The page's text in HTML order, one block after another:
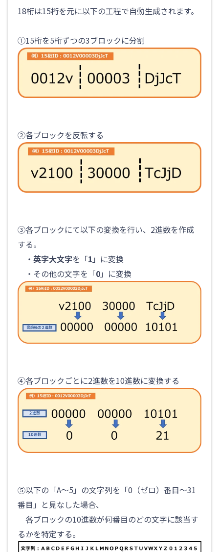
18桁は15桁を元に以下の工程で自動生成されます。
①15桁を5桁ずつの3ブロックに分割
②各ブロックを反転する
③各ブロックにて以下の変換を行い、2進数を作成
する。
・ 英字大文字を「1 」に変換
・その他の文字を「0」に変換
④各ブロックごとに2進数を10進数に変換する
⑤以下の「A～5」の文字列を「0（ゼロ）番目～31
番目」と見なした場合、
各ブロックの10進数が何番目のどの文字に該当す
るかを特定する。